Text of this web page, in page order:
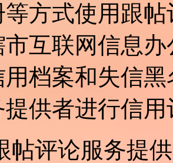
方式使用跟
市互联网信息
档案和失信
供者进行信用
帖评论服务提